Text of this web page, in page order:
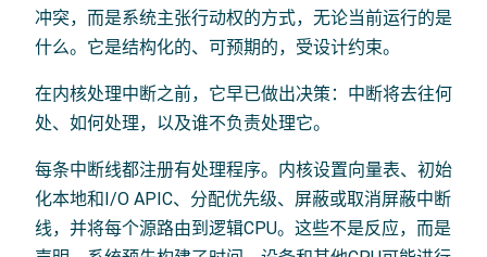
冲突，而是系统主张行动权的方式，无论当前运行的是
什么。它是结构化的、可预期的，受设计约束。
在内核处理中断之前，它早已做出决策：中断将去往何
处、如何处理，以及谁不负责处理它。
每条中断线都注册有处理程序。内核设置向量表、初始
化本地和I/O APIC、分配优先级、屏蔽或取消屏蔽中断
线，并将每个源路由到逻辑CPU。这些不是反应，而是